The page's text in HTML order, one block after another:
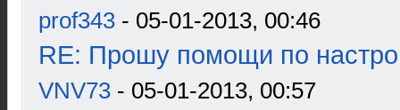
prof343 - 05-01-2013, 00:46
RE: Прошу помощи по
VNV73 - 05-01-2013, 00:57